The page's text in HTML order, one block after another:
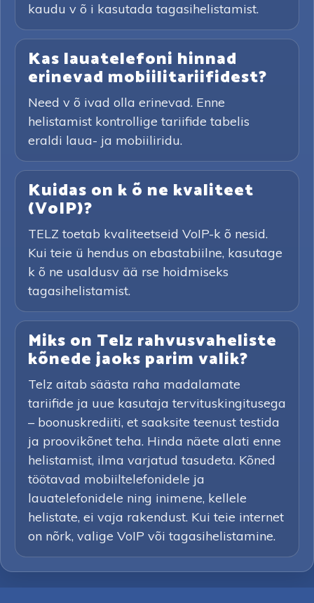
kaudu v õ i kasutada tagasihelistamist.
Kas lauatelefoni hinnad
erinevad mobiilitariifidest?
Need v õ ivad olla erinevad. Enne
helistamist kontrollige tariifide tabelis
eraldi laua- ja mobiiliridu.
Kuidas on k õ ne kvaliteet
(VoIP)?
TELZ toetab kvaliteetseid VoIP-k õ nesid.
Kui teie ü hendus on ebastabiilne, kasutage
k õ ne usaldusv ää rse hoidmiseks
tagasihelistamist.
Miks on Telz rahvusvaheliste
kõnede jaoks parim valik?
Telz aitab säästa raha madalamate
tariifide ja uue kasutaja tervituskingitusega
– boonuskrediiti, et saaksite teenust testida
ja proovikõnet teha. Hinda näete alati enne
helistamist, ilma varjatud tasudeta. Kõned
töötavad mobiiltelefonidele ja
lauatelefonidele ning inimene, kellele
helistate, ei vaja rakendust. Kui teie internet
on nõrk, valige VoIP või tagasihelistamine.